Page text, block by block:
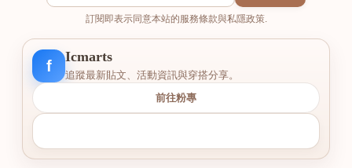
訂閱即表示同意本站的服務條款與私隱政策.
f
Icmarts
追蹤最新貼文、活動資訊與穿搭分享。
前往粉專